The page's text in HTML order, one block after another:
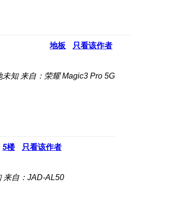
地板 只看该作者
未知 来自：荣耀 Magic3 Pro 5G
5楼 只看该作者
来自：JAD-AL50